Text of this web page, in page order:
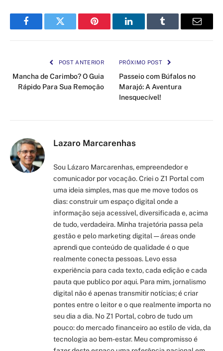
FacebookTwitter Pinterest LinkedInTumblr Email
POST ANTERIOR
Mancha de Carimbo? O Guia
Rápido Para Sua Remoção
PRÓXIMO POST
Passeio com Búfalos no
Marajó: A Aventura
Inesquecível!
Lazaro Marcarenhas
Sou Lázaro Marcarenhas, empreendedor e
comunicador por vocação. Criei o Z1 Portal com
uma ideia simples, mas que me move todos os
dias: construir um espaço digital onde a
informação seja acessível, diversificada e, acima
de tudo, verdadeira. Minha trajetória passa pela
gestão e pelo marketing digital — áreas onde
aprendi que conteúdo de qualidade é o que
realmente conecta pessoas. Levo essa
experiência para cada texto, cada edição e cada
pauta que publico por aqui. Para mim, jornalismo
digital não é apenas transmitir notícias; é criar
pontes entre o leitor e o que realmente importa no
seu dia a dia. No Z1 Portal, cobro de tudo um
pouco: do mercado financeiro ao estilo de vida, da
tecnologia ao bem-estar. Meu compromisso é